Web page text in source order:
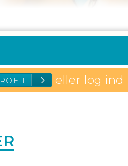
EN PROFIL
eller log ind